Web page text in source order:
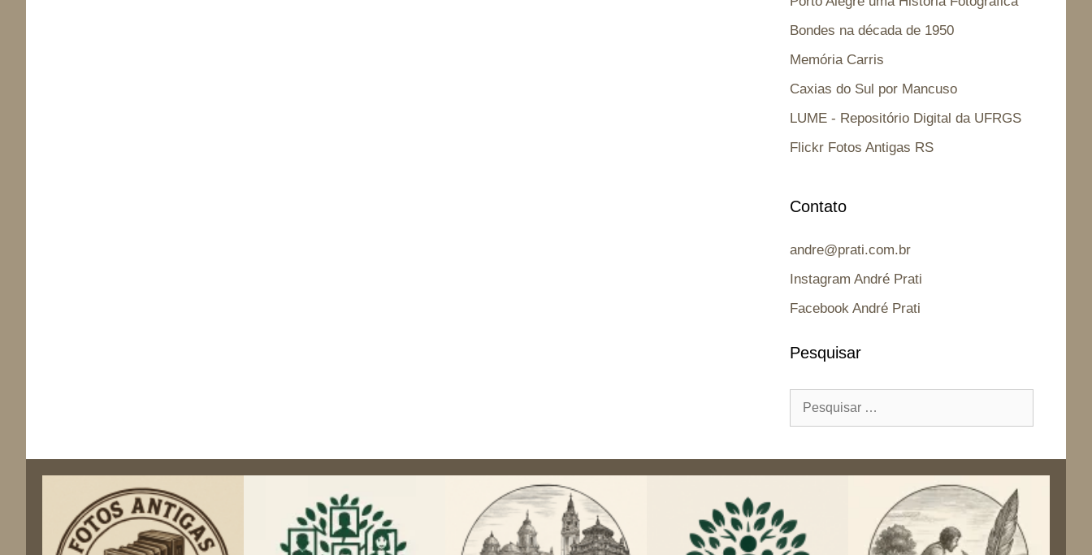
Bondes na década de 1950
Memória Carris
Caxias do Sul por Mancuso
LUME - Repositório Digital da UFRGS
Flickr Fotos Antigas RS
Contato
andre@prati.com.br
Instagram André Prati
Facebook André Prati
Pesquisar
por: